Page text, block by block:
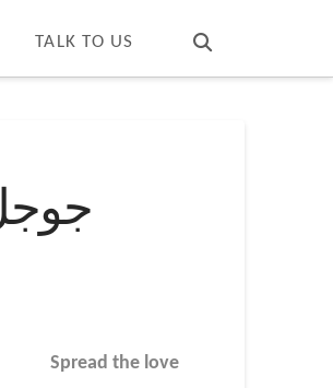
TALK TO US
Spread the love